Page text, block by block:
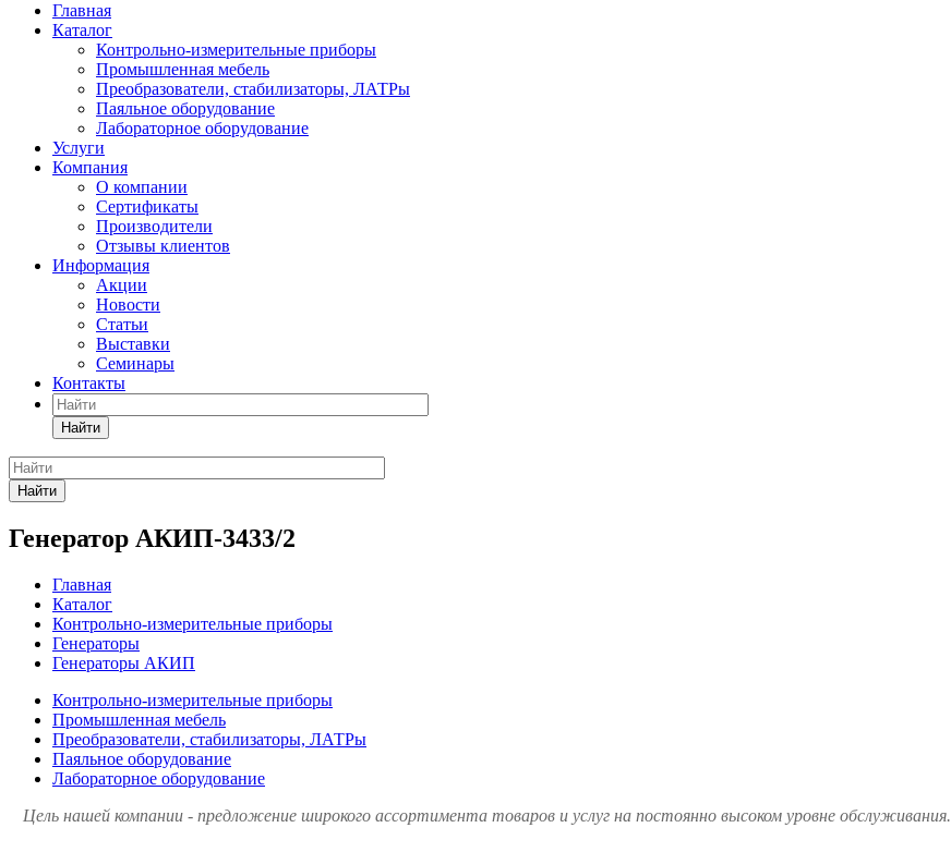
Главная
Каталог
Контрольно-измерительные приборы
Промышленная мебель
Преобразователи, стабилизаторы, ЛАТРы
Паяльное оборудование
Лабораторное оборудование
Услуги
Компания
О компании
Сертификаты
Производители
Отзывы клиентов
Информация
Акции
Новости
Статьи
Выставки
Семинары
Контакты
Найти
Найти
Генератор АКИП-3433/2
Главная
Каталог
Контрольно-измерительные приборы
Генераторы
Генераторы АКИП
Контрольно-измерительные приборы
Промышленная мебель
Преобразователи, стабилизаторы, ЛАТРы
Паяльное оборудование
Лабораторное оборудование
Цель нашей компании - предложение широкого ассортимента товаров и услуг на постоянно высоком уровне обслуживания.